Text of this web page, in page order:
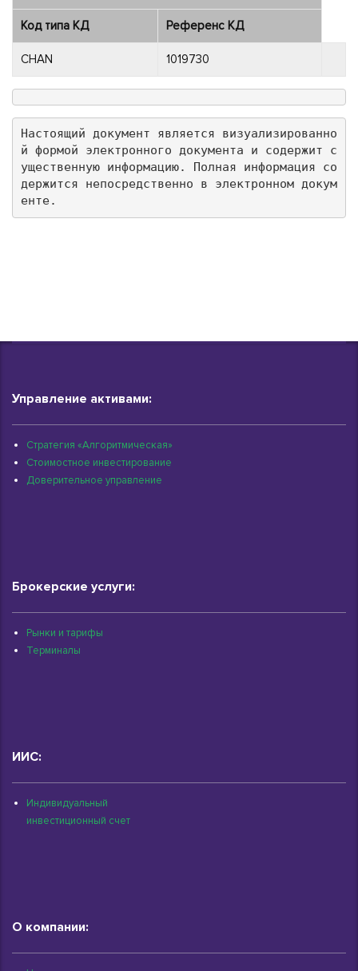
Код типа КД Референс КД
CHAN 1019730
Настоящий документ является визуализированно
й формой электронного документа и содержит с
ущественную информацию. Полная информация со
держится непосредственно в электронном докум
енте.
Управление активами:
Стратегия «Алгоритмическая»
Стоимостное инвестирование
Доверительное управление
Брокерские услуги:
Рынки и тарифы
Терминалы
ИИС:
Индивидуальный
инвестиционный счет
О компании: